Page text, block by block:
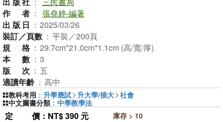
作者 ： 張堯婷-編著
出版日 ： 2025/03/26
裝訂／頁數 ： 平裝／200頁
規格 ： 29.7cm*21.0cm*1.1cm (高/寬/厚)
本數 ： 3
版次 ： 五
適讀年齡 ： 高中
定價 ：NT$ 390 元
庫存 > 10
教科考用 ： 升學應試 升大學/插大 社會
中文圖書分類 ： 中學教學法